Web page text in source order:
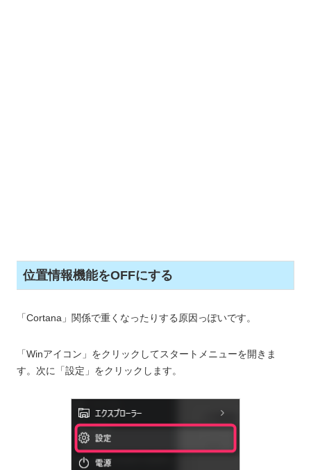
位置情報機能をOFFにする
「Cortana」関係で重くなったりする原因っぽいです。
「Winアイコン」をクリックしてスタートメニューを開きま
す。次に「設定」をクリックします。